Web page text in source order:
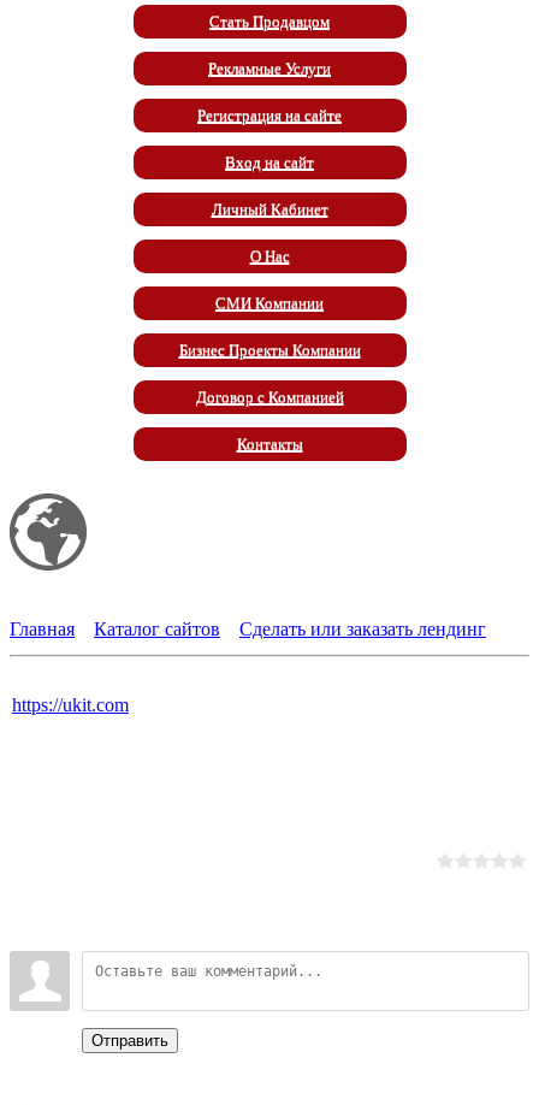
Стать Продавцом
Рекламные Услуги
Регистрация на сайте
Вход на сайт
Личный Кабинет
О Нас
СМИ Компании
Бизнес Проекты Компании
Договор с Компанией
Контакты
Главная
Каталог сайтов Сделать или заказать лендинг
https://ukit.com
Отправить